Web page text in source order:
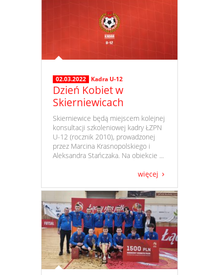
02.03.2022 Kadra U-12
Dzień Kobiet w
Skierniewicach
​ Skierniewice będą miejscem kolejnej
konsultacji szkoleniowej kadry ŁZPN
U-12 (rocznik 2010), prowadzonej
przez Marcina Krasnopolskiego i
Aleksandra Stańczaka. Na obiekcie ...
więcej